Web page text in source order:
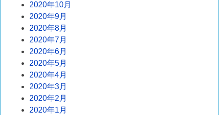
2020年10月
2020年9月
2020年8月
2020年7月
2020年6月
2020年5月
2020年4月
2020年3月
2020年2月
2020年1月